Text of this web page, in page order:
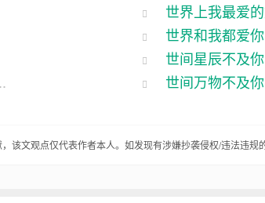
海一样。可这小芳呢，心眼儿也实诚
远离这个小村子，找个好工作，给李大
忙着自己的事，彼此的也就断了。李
们开了一个玩笑。有一天，李大锤在
世界上我最爱的
世界和我都爱你
世间星辰不及你
世间万物不及
该文观点仅代表作者本人。如发现有涉嫌抄袭侵权/违法违规